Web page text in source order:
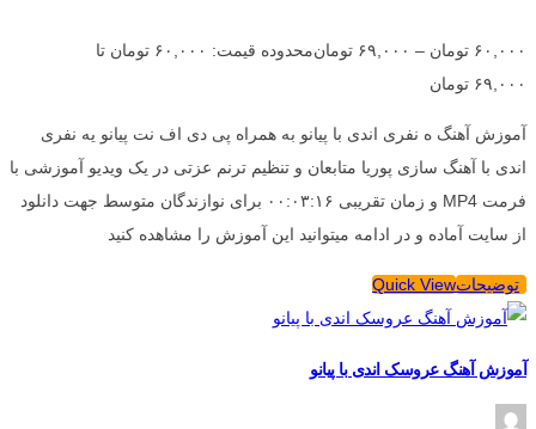
۶۰,۰۰۰ تومان – ۶۹,۰۰۰ تومان
محدوده قیمت: ۶۰,۰۰۰ تومان تا
۶۹,۰۰۰ تومان
آموزش آهنگ ه نفری اندی با پیانو به همراه پی دی اف نت پیانو یه نفری
اندی با آهنگ سازی پوریا متابعان و تنظیم ترنم عزتی در یک ویدیو آموزشی با
فرمت MP4 و زمان تقریبی ۰۰:۰۳:۱۶ برای نوازندگان متوسط جهت دانلود
از سایت آماده و در ادامه میتوانید این آموزش را مشاهده کنید
توضیحاتQuick View
آموزش آهنگ عروسک اندی با پیانو